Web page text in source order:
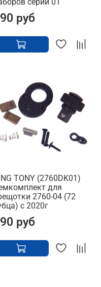
руб
TONY (2760DK01)
для
2760-04 (72
с 2020г
руб